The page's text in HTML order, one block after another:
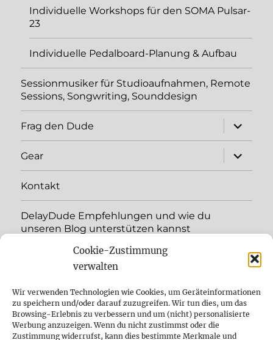
Cookie-Zustimmung
verwalten
Wir verwenden Technologien wie Cookies, um Geräteinformationen
zu speichern und/oder darauf zuzugreifen. Wir tun dies, um das
Browsing-Erlebnis zu verbessern und um (nicht) personalisierte
Werbung anzuzeigen. Wenn du nicht zustimmst oder die
Zustimmung widerrufst, kann dies bestimmte Merkmale und
Individuelle Workshops für den SOMA Pulsar-
23
Individuelle Pedalboard-Planung & Aufbau
Sessionmusiker für Studioaufnahmen, Remote
Sessions, Songwriting, Sounddesign
Frag den Dude
öffnen
Gear
öffnen
Kontakt
DelayDude Empfehlungen und wie du
unseren Blog unterstützen kannst
öffnen
YouTube
Instagram